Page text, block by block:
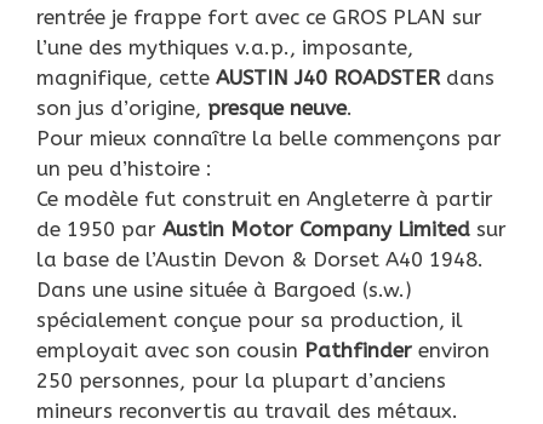
rentrée je frappe fort avec ce GROS PLAN sur
l’une des mythiques v.a.p., imposante,
magnifique, cette AUSTIN J40 ROADSTER dans
son jus d’origine, presque neuve.
Pour mieux connaître la belle commençons par
un peu d’histoire :
Ce modèle fut construit en Angleterre à partir
de 1950 par Austin Motor Company Limited sur
la base de l’Austin Devon & Dorset A40 1948.
Dans une usine située à Bargoed (s.w.)
spécialement conçue pour sa production, il
employait avec son cousin Pathfinder environ
250 personnes, pour la plupart d’anciens
mineurs reconvertis au travail des métaux.